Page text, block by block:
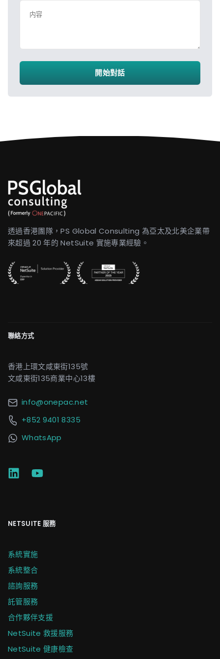
内容
開始對話
透過香港團隊，PS Global Consulting 為亞太及北美企業帶
來超過 20 年的 NetSuite 實施專業經驗。
聯絡方式
香港上環文咸東街135號
文咸東街135商業中心13樓
info@onepac.net
+852 9401 8335
WhatsApp
NETSUITE 服務
系統實施
系統整合
諮詢服務
託管服務
合作夥伴支援
NetSuite 救援服務
NetSuite 健康檢查